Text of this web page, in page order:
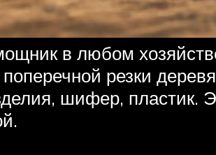
в любом
резки
шифер, пластик.